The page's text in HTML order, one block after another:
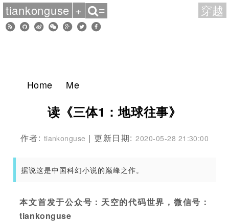
Home Me
读《三体1：地球往事》
作者: tiankonguse | 更新日期:2020-05-28 21:30:00
据说这是中国科幻小说的巅峰之作。
本文首发于公众号：天空的代码世界，微信号：
tiankonguse
tiankonguse + ≡ 穿越